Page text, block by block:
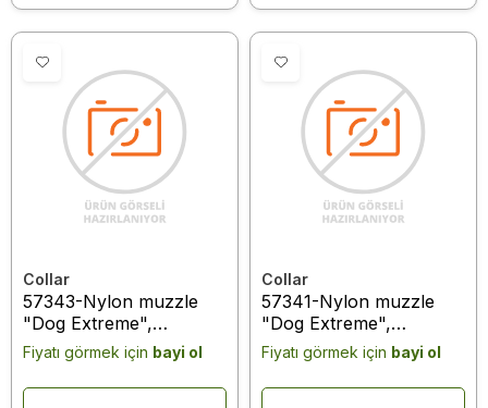
Collar
57343-Nylon muzzle
"Dog Extreme",
adjustable #1 (A:14-
20cm) (yorkshire terrier,
pudel, cocker spaniel,
Fiyatı görmek için bayi ol
Collar
57341-Nylon muzzle
"Dog Extreme",
adjustable #1 (A:14-
20cm) (yorkshire terrier,
pudel, cocker spaniel,
Fiyatı görmek için bayi ol